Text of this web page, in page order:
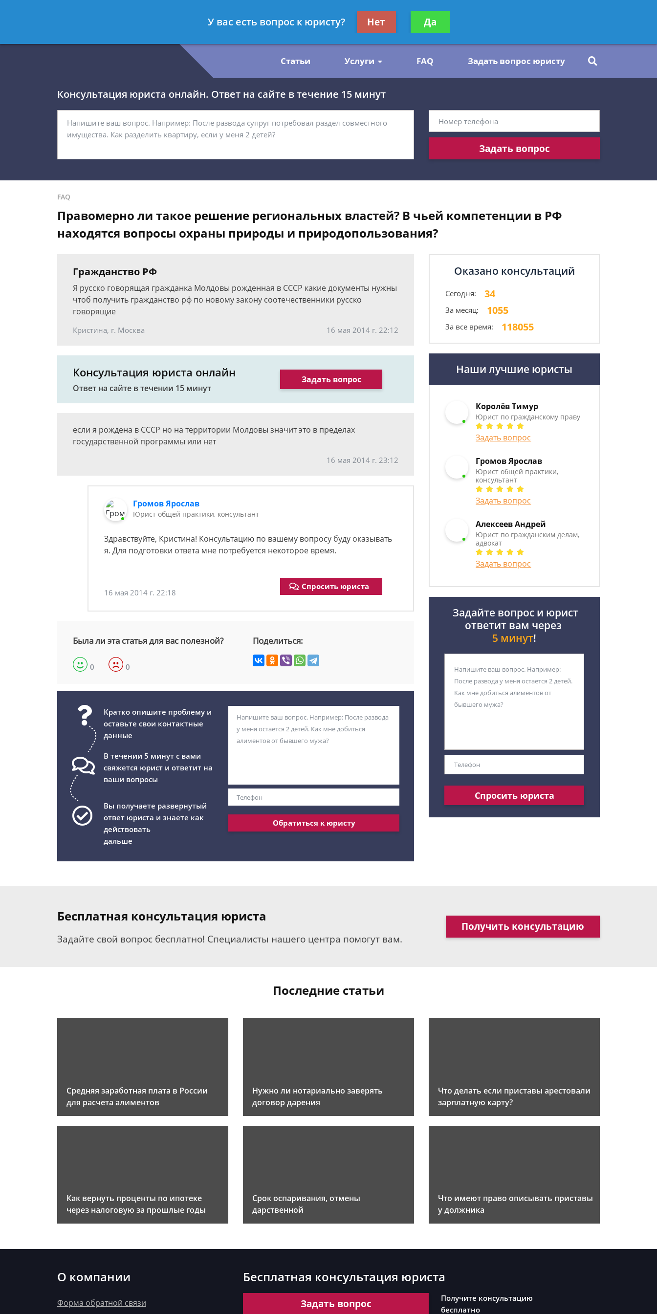
- Юрист по гражданскому праву
Получите консультацию
бесплатно
Статьи Услуги FAQ Задать вопрос юристу
Консультация юриста онлайн. Ответ на сайте в течение 15 минут
Задать вопрос
FAQ
Правомерно ли такое решение региональных властей? В чьей компетенции в РФ
находятся вопросы охраны природы и природопользования?
Гражданство РФ
Я русско говорящая гражданка Молдовы рожденная в СССР какие документы нужны
чтоб получить гражданство рф по новому закону соотечественники русско
говорящие
Кристина, г. Москва 16 мая 2014 г. 22:12
Консультация юриста онлайн
Ответ на сайте в течении 15 минут
Задать вопрос
если я рождена в СССР но на территории Молдовы значит это в пределах
государственной программы или нет
16 мая 2014 г. 23:12
Громов Ярослав
Юрист общей практики, консультант
Здравствуйте, Кристина! Консультацию по вашему вопросу буду оказывать
я. Для подготовки ответа мне потребуется некоторое время.
16 мая 2014 г. 22:18
Спросить юриста
Была ли эта статья для вас полезной?
0 0
Поделиться:
Кратко опишите проблему и
оставьте свои контактные
данные
В течении 5 минут с вами
свяжется юрист и ответит на
ваши вопросы
Вы получаете развернутый
ответ юриста и знаете как
действовать
дальше
Обратиться к юристу
Оказано консультаций
Сегодня: 34
За месяц: 1055
За все время: 118055
Наши лучшие юристы
Королёв Тимур
Юрист по гражданскому праву
Задать вопрос
Громов Ярослав
Юрист общей практики,
консультант
Задать вопрос
Алексеев Андрей
Юрист по гражданским делам,
адвокат
Задать вопрос
Задайте вопрос и юрист
ответит вам через
5 минут!
Спросить юриста
Бесплатная консультация юриста
Задайте свой вопрос бесплатно! Специалисты нашего центра помогут вам.
Получить консультацию
Последние статьи
Средняя заработная плата в России
для расчета алиментов
Нужно ли нотариально заверять
договор дарения
Что делать если приставы арестовали
зарплатную карту?
Как вернуть проценты по ипотеке
через налоговую за прошлые годы
Срок оспаривания, отмены
дарственной
Что имеют право описывать приставы
у должника
О компании
Форма обратной связи
Бесплатная консультация юриста
Задать вопрос
Получите консультацию
бесплатно
У вас есть вопрос к юристу? Нет Да